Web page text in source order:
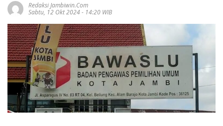
Redaksi Jambiwin.com
Sabtu, 12 Okt 2024 - 14:20 WIB